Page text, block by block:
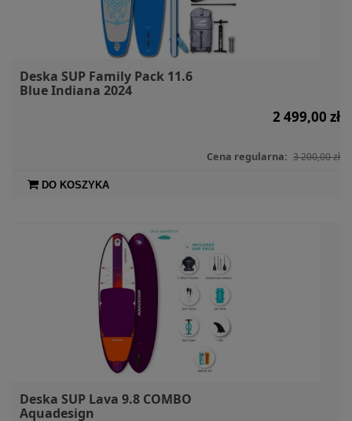
Deska SUP Family Pack 11.6
Blue Indiana 2024
2 499,00 zł
Cena regularna: 3 200,00 zł
DO KOSZYKA
Deska SUP Lava 9.8 COMBO
Aquadesign